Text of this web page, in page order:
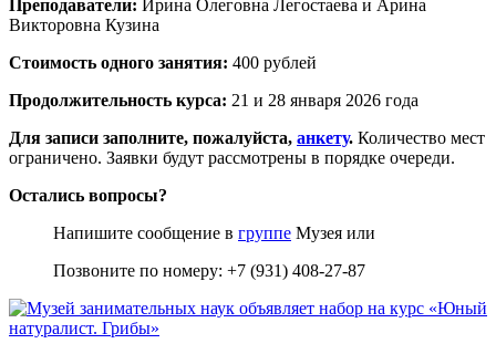
Преподаватели: Ирина Олеговна Легостаева и Арина
Викторовна Кузина
Стоимость одного занятия: 400 рублей
Продолжительность курса: 21 и 28 января 2026 года
Для записи заполните, пожалуйста, анкету. Количество мест
ограничено. Заявки будут рассмотрены в порядке очереди.
Остались вопросы?
Напишите сообщение в группе Музея или
Позвоните по номеру: +7 (931) 408-27-87